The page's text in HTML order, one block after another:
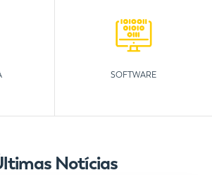
SOFTWARE
Notícias